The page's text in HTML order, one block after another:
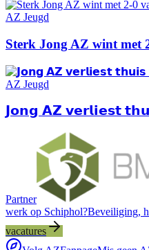
AZ Jeugd
Sterk Jong AZ wint met
AZ Jeugd
𝗝𝗼𝗻𝗴 𝗔𝗭 𝘃𝗲𝗿𝗹𝗶𝗲𝘀𝘁
Partner
werk op Schiphol?Beveiliging,
vacatures